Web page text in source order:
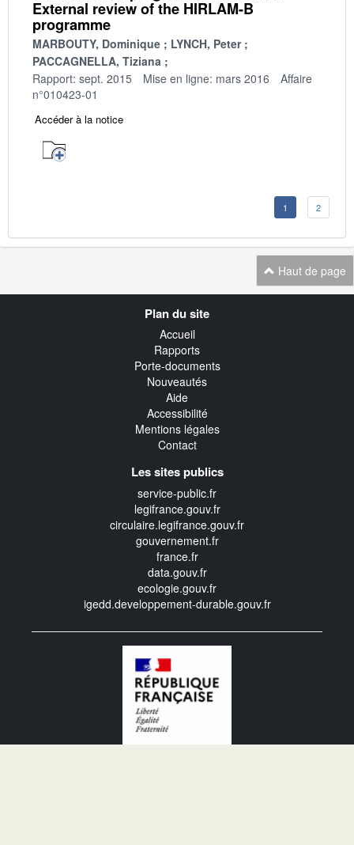
External review of the HIRLAM-B
programme
MARBOUTY, Dominique
LYNCH, Peter
PACCAGNELLA, Tiziana
Rapport: sept. 2015
Mise en ligne: mars 2016
Affaire
n°010423-01
Accéder à la notice
1 2
Haut de page
Plan du site
Accueil
Rapports
Porte-documents
Nouveautés
Aide
Accessibilité
Mentions légales
Contact
Les sites publics
service-public.fr
legifrance.gouv.fr
circulaire.legifrance.gouv.fr
gouvernement.fr
france.fr
data.gouv.fr
ecologie.gouv.fr
igedd.developpement-durable.gouv.fr